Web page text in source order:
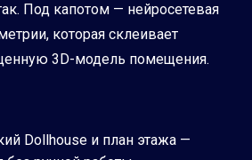
Под капотом — нейросетевая
которая склеивает
3D-модель помещения.
Dollhouse и план этажа —